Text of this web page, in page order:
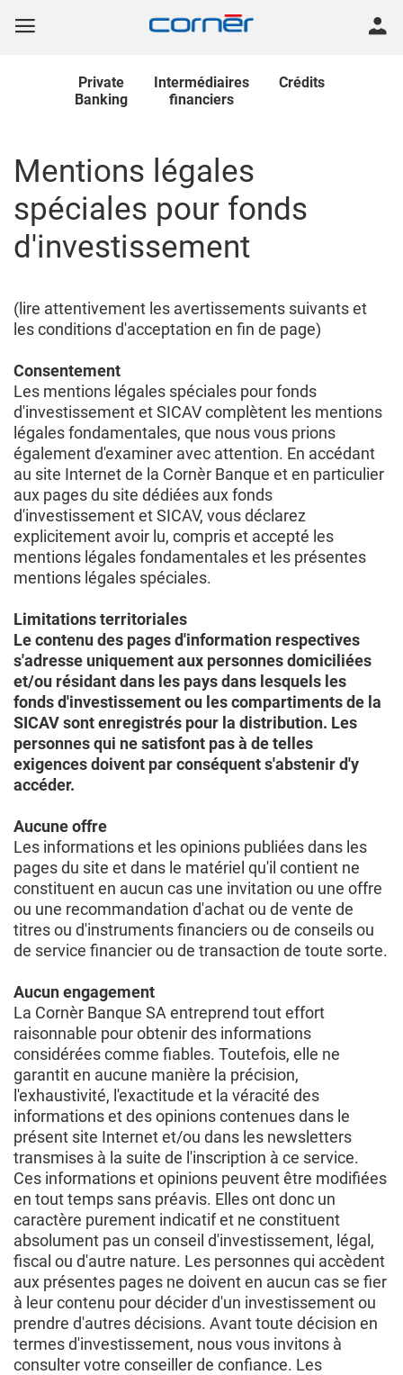
Private
Banking
Intermédiaires
financiers
Crédits
Mentions légales
spéciales pour fonds
d'investissement
(lire attentivement les avertissements suivants et
les conditions d'acceptation en fin de page)
Consentement
Les mentions légales spéciales pour fonds
d'investissement et SICAV complètent les mentions
légales fondamentales, que nous vous prions
également d'examiner avec attention. En accédant
au site Internet de la Cornèr Banque et en particulier
aux pages du site dédiées aux fonds
d'investissement et SICAV, vous déclarez
explicitement avoir lu, compris et accepté les
mentions légales fondamentales et les présentes
mentions légales spéciales.
Limitations territoriales
Le contenu des pages d'information respectives
s'adresse uniquement aux personnes domiciliées
et/ou résidant dans les pays dans lesquels les
fonds d'investissement ou les compartiments de la
SICAV sont enregistrés pour la distribution. Les
personnes qui ne satisfont pas à de telles
exigences doivent par conséquent s'abstenir d'y
accéder.
Aucune offre
Les informations et les opinions publiées dans les
pages du site et dans le matériel qu'il contient ne
constituent en aucun cas une invitation ou une offre
ou une recommandation d'achat ou de vente de
titres ou d'instruments financiers ou de conseils ou
de service financier ou de transaction de toute sorte.
Aucun engagement
La Cornèr Banque SA entreprend tout effort
raisonnable pour obtenir des informations
considérées comme fiables. Toutefois, elle ne
garantit en aucune manière la précision,
l'exhaustivité, l'exactitude et la véracité des
informations et des opinions contenues dans le
présent site Internet et/ou dans les newsletters
transmises à la suite de l'inscription à ce service.
Ces informations et opinions peuvent être modifiées
en tout temps sans préavis. Elles ont donc un
caractère purement indicatif et ne constituent
absolument pas un conseil d'investissement, légal,
fiscal ou d'autre nature. Les personnes qui accèdent
aux présentes pages ne doivent en aucun cas se fier
à leur contenu pour décider d'un investissement ou
prendre d'autres décisions. Avant toute décision en
termes d'investissement, nous vous invitons à
consulter votre conseiller de confiance. Les